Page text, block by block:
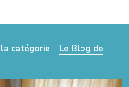
catégorie
Le Blog de